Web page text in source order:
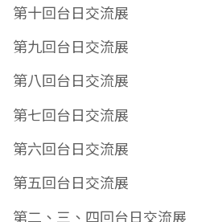
第十回台日交流展
第九回台日交流展
第八回台日交流展
第七回台日交流展
第六回台日交流展
第五回台日交流展
第二、三、四回台日交流展